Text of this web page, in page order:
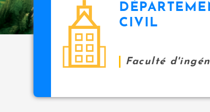
CIVIL
Faculté